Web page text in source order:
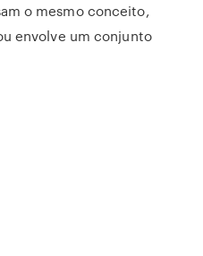
o mesmo conceito,
envolve um conjunto